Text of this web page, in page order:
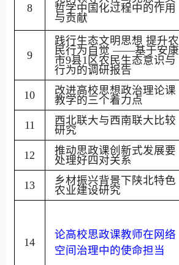
8
哲学中国化过程中的作用
与贡献
9
践行生态文明思想 提升农
民行为自觉 ——基于安康
市9县1 区农民生态意识与
行为的调研报告
10
改进高校思想政治理论课
教学的三个着力点
11
西北联大与西南联大比较
研究
12
推动思政课创新式发展要
处理好四对关系
13
乡材振兴背景下陕北特色
农业建设研究
14
论高校思政课教师在网络
空间治理中的使命担当